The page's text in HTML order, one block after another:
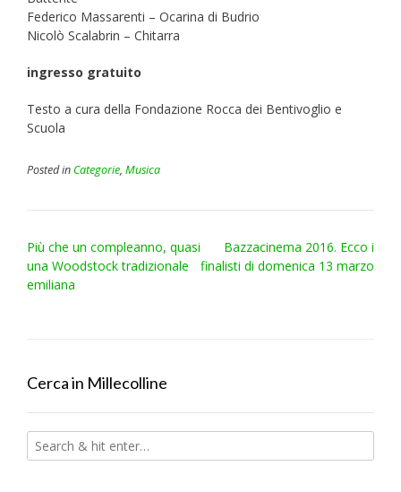
Federico Massarenti – Ocarina di Budrio
Nicolò Scalabrin – Chitarra
ingresso gratuito
Testo a cura della Fondazione Rocca dei Bentivoglio e
Scuola
Posted in Categorie, Musica
Post
navigation
Più che un compleanno, quasi
una Woodstock tradizionale
emiliana
Bazzacinema 2016. Ecco i
finalisti di domenica 13 marzo
Cerca in Millecolline